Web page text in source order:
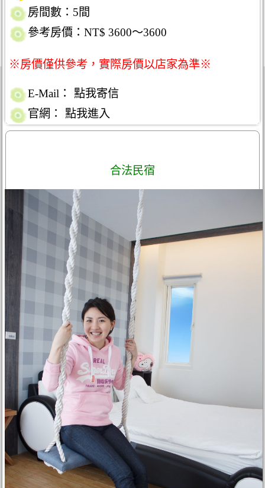
房間數：5間
參考房價：NT$ 3600～3600
※房價僅供參考，實際房價以店家為準※
E-Mail：
點我寄信
官網：
點我進入
合法民宿